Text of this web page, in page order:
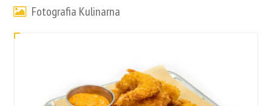
Fotografia Kulinarna